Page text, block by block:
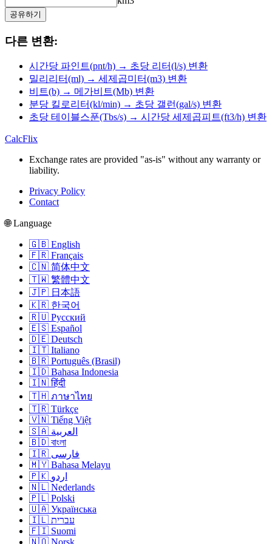
공유하기
다른 변환:
시간당 파인트(pnt/h) → 초당 리터(l/s) 변환
밀리리터(ml) → 세제곱미터(m3) 변환
비트(b) → 메가비트(Mb) 변환
분당 킬로리터(kl/min) → 초당 갤런(gal/s) 변환
초당 테이블스푼(Tbs/s) → 시간당 세제곱피트(ft3/h) 변환
CalcFlix
Exchange rates are provided "as-is" without any warranty or
liability.
Privacy Policy
Contact
🌐 Language
🇬🇧 English
🇫🇷 Français
🇨🇳 简体中文
🇹🇼 繁體中文
🇯🇵 日本語
🇰🇷 한국어
🇷🇺 Русский
🇪🇸 Español
🇩🇪 Deutsch
🇮🇹 Italiano
🇧🇷 Português (Brasil)
🇮🇩 Bahasa Indonesia
🇮🇳 हिंदी
🇹🇭 ภาษาไทย
🇹🇷 Türkçe
🇻🇳 Tiếng Việt
🇸🇦 العربية
🇧🇩 বাংলা
🇮🇷 فارسی
🇲🇾 Bahasa Melayu
🇵🇰 اردو
🇳🇱 Nederlands
🇵🇱 Polski
🇺🇦 Українська
🇮🇱 עברית
🇫🇮 Suomi